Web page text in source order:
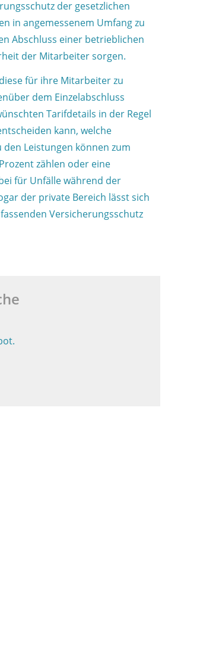
der gesetzlichen
in angemessenem Umfang zu
Abschluss einer betrieblichen
der Mitarbeiter sorgen.
für ihre Mitarbeiter zu
dem Einzelabschluss
Tarifdetails in der Regel
kann, welche
Leistungen können zum
zählen oder eine
für Unfälle während der
der private Bereich lässt sich
Versicherungsschutz